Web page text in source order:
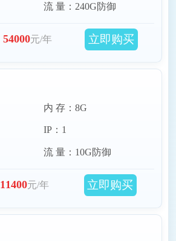
流 量：240G防御
54000元/年 立即购买
内 存：8G
IP：1
流 量：10G防御
11400元/年 立即购买